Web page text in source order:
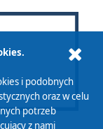
i podobnych
oraz w celu
potrzeb
z nami